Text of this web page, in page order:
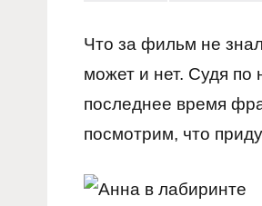
Что за фильм не
может и нет. Судя по
последнее время
посмотрим, что